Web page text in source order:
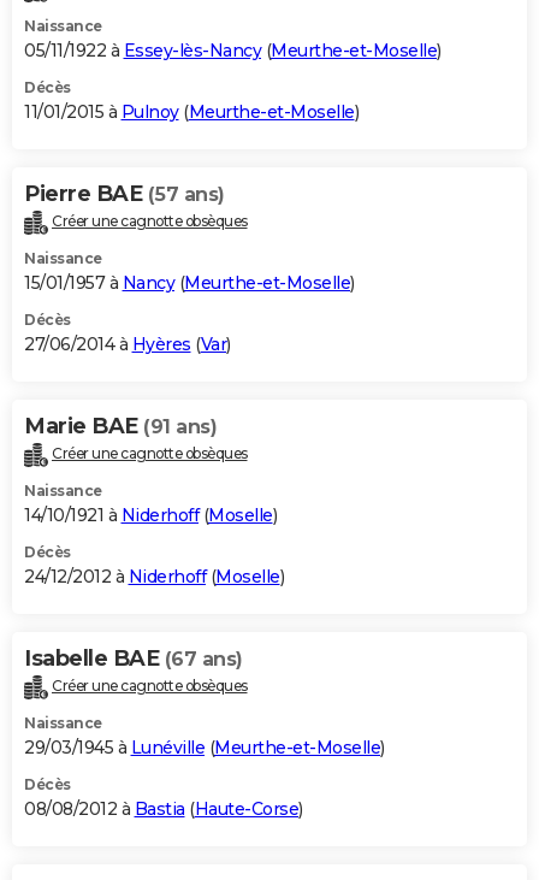
Naissance
05/11/1922 à Essey-lès-Nancy(Meurthe-et-Moselle)
Décès
11/01/2015 à Pulnoy(Meurthe-et-Moselle)
Pierre BAE (57 ans)
Créer une cagnotte obsèques
Naissance
15/01/1957 à Nancy(Meurthe-et-Moselle)
Décès
27/06/2014 à Hyères (Var)
Marie BAE (91 ans)
Créer une cagnotte obsèques
Naissance
14/10/1921 à Niderhoff(Moselle)
Décès
24/12/2012 à Niderhoff(Moselle)
Isabelle BAE (67 ans)
Créer une cagnotte obsèques
Naissance
29/03/1945 à Lunéville (Meurthe-et-Moselle)
Décès
08/08/2012 à Bastia (Haute-Corse)